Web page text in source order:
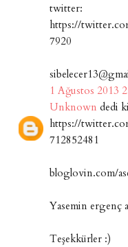
twitter:
https://
7920
1 Ağustos 2013
Unknown dedi
https://
712852481
bloglovin.com/
Yasemin ergenç
Teşekkürler :)